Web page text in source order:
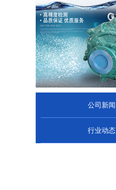
公司新闻
行业动态